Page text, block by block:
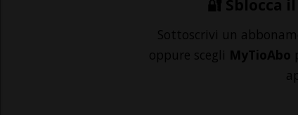
🔐 Sblocca
Sottoscrivi un
oppure scegli MyTioAbo